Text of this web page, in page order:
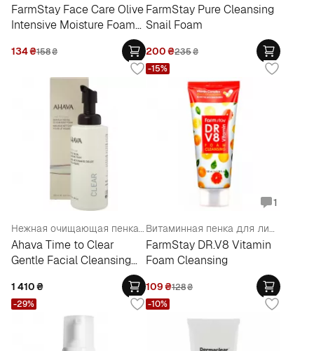
FarmStay Face Сare Olive
Intensive Moisture Foam
134₴158₴
FarmStay Pure Cleansing
Snail Foam
200₴235₴
Нежная очищающая пенка для лица
Ahava Time to Clear
Gentle Facial Cleansing
1 410₴
1
Витаминная пенка для лица для очищения кожи
FarmStay DR.V8 Vitamin
Foam Cleansing
109₴128₴
-15%
-29% -10%